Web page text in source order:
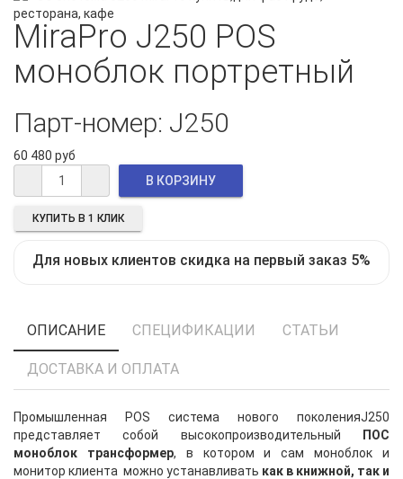
MiraPro J250 POS
моноблок портретный
Парт-номер: J250
60 480 руб
КУПИТЬ В 1 КЛИК
Для новых клиентов скидка на первый заказ 5%
ОПИСАНИЕ СПЕЦИФИКАЦИИ СТАТЬИ
ДОСТАВКА И ОПЛАТА
Промышленная POS система нового поколенияJ250
представляет собой высокопроизводительный
ПОС
моноблок трансформер, в котором и сам моноблок и
монитор клиента можно устанавливать как в книжной, так и